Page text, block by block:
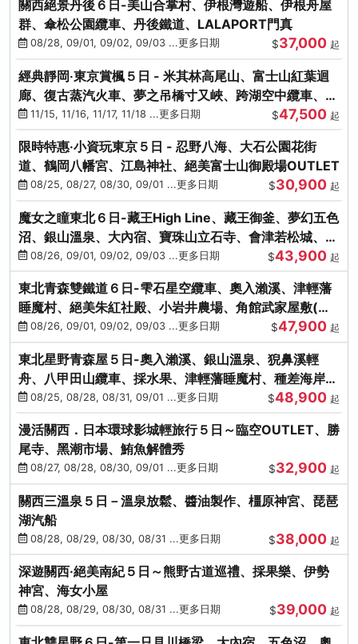
關西絕景丹後６日-美山合掌村、伊根灣遊船、伊根舟屋
群、傘松公園纜車、丹後鐵道、LALAPORT門真
08/28, 09/01, 09/02, 09/03 ...更多日期 $37,000 起
經典靜岡‧東京賞楓５日 - 米其林高尾山、富士山紅葉迴
廊、復古蒸汽火車、夢之吊橋寸又峽、跨湖空中纜車、抹
茶體驗、三溪園
11/15, 11/16, 11/17, 11/18 ...更多日期 $47,500 起
限時特惠‧小資玩東京５日 - 忍野八海、大石公園花街
道、鶴岡八幡宮、江島神社、絕美富士山御殿場OUTLET
08/25, 08/27, 08/30, 09/01 ...更多日期 $30,900 起
魔女之瞳東北６日-藏王High Line、藏王御釜、夢幻五色
沼、銀山溫泉、大內宿、寶珠山立石寺、會津若松城、燒
肉吃到飽
08/26, 09/01, 09/02, 09/03 ...更多日期 $43,900 起
東北青森雙鐵道６日-雫石星空纜車、奧入瀨溪、津輕藩
睡魔村、絕美朱紅社殿、小岩井農場、角館武家屋敷(不
進免稅店)
08/26, 09/01, 09/02, 09/03 ...更多日期 $47,900 起
東北星野青森屋５日-奧入瀨溪、銀山溫泉、猊鼻溪輕
舟、八甲田山纜車、採水果、津輕藩睡魔村、種差海岸、
法式料理(不進免稅店)
08/25, 08/28, 08/31, 09/01 ...更多日期 $48,900 起
漫活關西．日本環球影城輕旅行５日～臨空OUTLET、勝
尾寺、黑潮市場、鮪魚解體秀
08/27, 08/28, 08/30, 09/01 ...更多日期 $32,900 起
關西三溫泉５日－溫泉放鬆、醬油製作、橿原神宮、琵琶
湖汽船
08/28, 08/29, 08/30, 08/31 ...更多日期 $38,000 起
深遊關西·絕美南紀５日～熊野古道巡禮、採果樂、伊勢
神宮、海女小屋
08/28, 08/29, 08/30, 08/31 ...更多日期 $39,000 起